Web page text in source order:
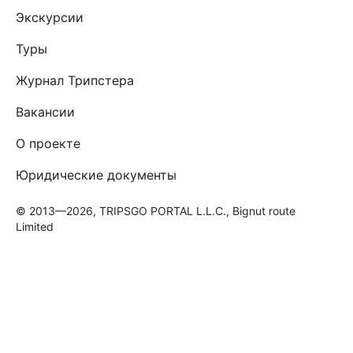
Экскурсии
Туры
Журнал Трипстера
Вакансии
О проекте
Юридические документы
© 2013—2026, TRIPSGO PORTAL L.L.C., Bignut route
Limited